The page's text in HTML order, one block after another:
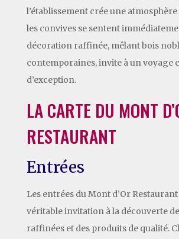
l’établissement crée une
les convives se sentent
décoration raffinée, mêlant bois
contemporaines, invite à un voyage
d’exception.
LA CARTE DU MONT
RESTAURANT
Entrées
Les entrées du Mont d’Or
véritable invitation à la découverte
raffinées et des produits de qualité.